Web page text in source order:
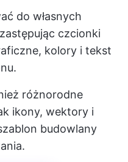
do własnych
czcionki
kolory i tekst
różnorodne
ikony, wektory i
budowlany